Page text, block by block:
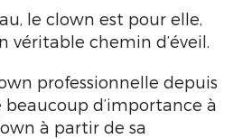
le clown est pour elle,
véritable chemin d’éveil.
professionnelle depuis
beaucoup d’importance à
à partir de sa